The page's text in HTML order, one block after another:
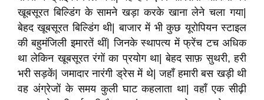
खूबसूरत बिल्डिंग के सामने खड़ा करके खाना लेने चला गया|
बेहद खूबसूरत बिल्डिंग थी| बाजार में भी कुछ यूरोपियन स्टाइल
की बहुमंजिली इमारतें थीं| जिनके स्थापत्य में फ्रेंच टच अधिक
था लेकिन खूबसूरत रंगों का प्रयोग था| बेहद साफ़ सुथरी, हरी
भरी सड़कें| जमादार नारंगी ड्रेस में थे| जहाँ हमारी बस खड़ी थी
वह अंग्रेजों के समय कुली घाट कहलाता था| वहाँ एक सीढ़ी